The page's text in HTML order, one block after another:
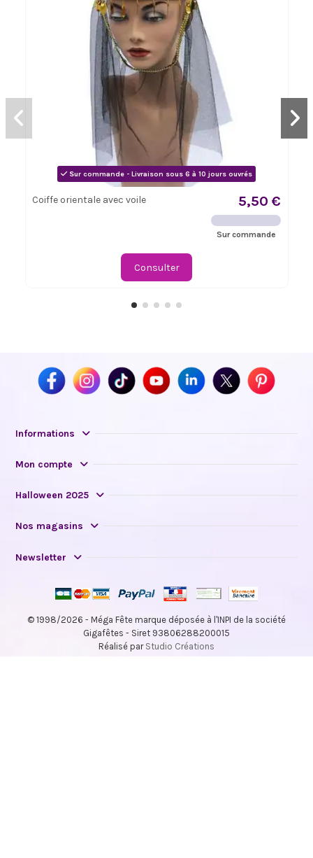
Sur commande - Livraison sous 6 à 10 jours ouvrés
Coiffe orientale avec voile 5,50 €
Sur commande
Consulter
Informations
Mon compte
Halloween 2025
Nos magasins
Newsletter
© 1998/2026 - Méga Fête marque déposée à l'INPI de la société
Gigafêtes - Siret 93806288200015
Réalisé par Studio Créations